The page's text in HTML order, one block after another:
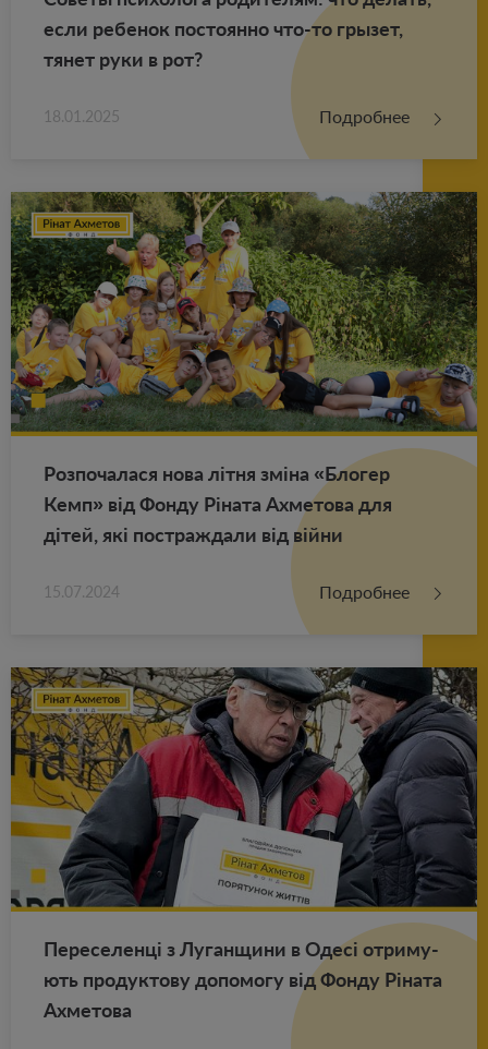
если ре­бе­нок по­сто­ян­но что-то гры­зет,
тянет руки в рот?
18.01.2025 Подробнее
Роз­по­ча­ла­ся нова літня зміна «Бло­гер
Кемп» від Фонду Ріната Ах­ме­то­ва для
дітей, які по­ст­раж­да­ли від війни
15.07.2024 Подробнее
Пе­ре­се­ленці з Лу­ган­щи­ни в Одесі от­ри­му­
ють про­дук­то­ву до­по­мо­гу від Фонду Ріната
Ах­ме­то­ва